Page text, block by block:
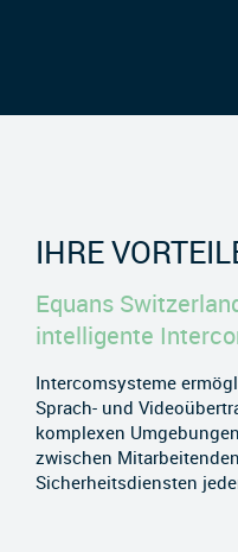
IHRE
Equans
intelligente
Intercomsysteme
Sprach- und
komplexen
zwischen
Sicherheitsdiensten